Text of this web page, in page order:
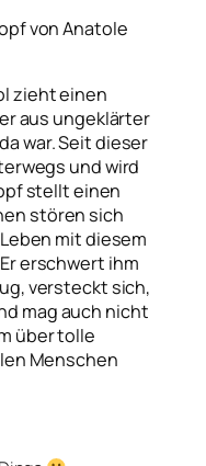
von Anatole
zieht einen
aus ungeklärter
war. Seit dieser
und wird
stellt einen
stören sich
mit diesem
erschwert ihm
versteckt sich,
mag auch nicht
über tolle
Menschen